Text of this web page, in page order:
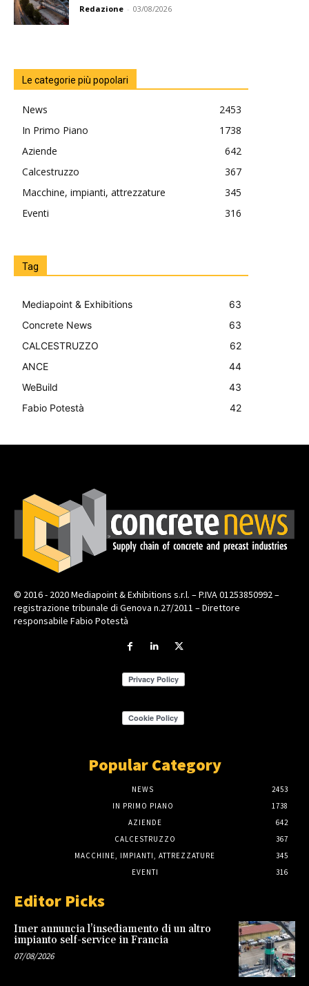
Redazione - 03/08/2026
Le categorie più popolari
News
2453
In Primo Piano
1738
Aziende
642
Calcestruzzo
367
Macchine, impianti, attrezzature
345
Eventi
316
Tag
Mediapoint & Exhibitions
63
Concrete News
63
CALCESTRUZZO
62
ANCE
44
WeBuild
43
Fabio Potestà
42
© 2016 - 2020 Mediapoint & Exhibitions s.r.l. – P.IVA 01253850992 –
registrazione tribunale di Genova n.27/2011 – Direttore
responsabile Fabio Potestà
Popular Category
NEWS
2453
IN PRIMO PIANO
1738
AZIENDE
642
CALCESTRUZZO
367
MACCHINE, IMPIANTI, ATTREZZATURE
345
EVENTI
316
Editor Picks
Imer annuncia l’insediamento di un altro
impianto self-service in Francia
07/08/2026